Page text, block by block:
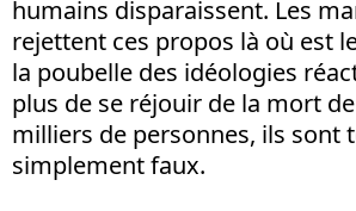
humains disparaissent. Les
rejettent ces propos là où est
la poubelle des idéologies
plus de se réjouir de la mort
milliers de personnes, ils sont
simplement faux.